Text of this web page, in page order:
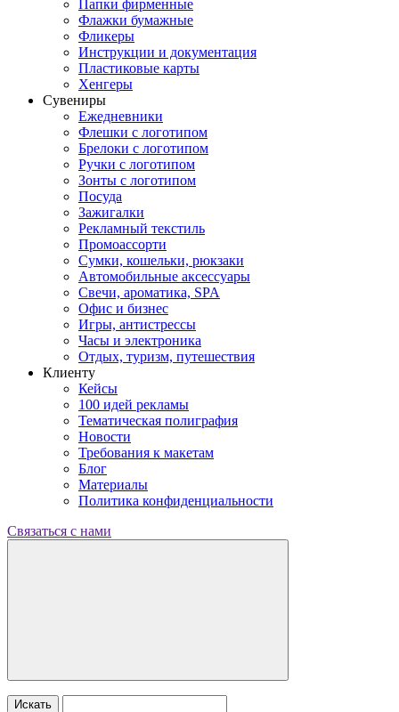
Папки фирменные
Флажки бумажные
Фликеры
Инструкции и документация
Пластиковые карты
Хенгеры
Сувениры
Ежедневники
Флешки с логотипом
Брелоки с логотипом
Ручки с логотипом
Зонты с логотипом
Посуда
Зажигалки
Рекламный текстиль
Промоассорти
Сумки, кошельки, рюкзаки
Автомобильные аксессуары
Свечи, ароматика, SPA
Офис и бизнес
Игры, антистрессы
Часы и электроника
Отдых, туризм, путешествия
Клиенту
Кейсы
100 идей рекламы
Тематическая полиграфия
Новости
Требования к макетам
Блог
Материалы
Политика конфиденциальности
Связаться с нами
Искать